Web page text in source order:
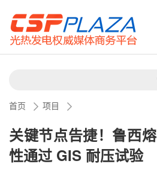
首页 项目
关键节点告捷！鲁西
性通过 GIS 耐压试验